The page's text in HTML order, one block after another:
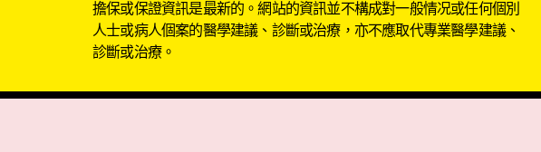
擔保或保證資訊是最新的。網站的資訊並不構成對一般情况或任何個別
人士或病人個案的醫學建議、診斷或治療，亦不應取代專業醫學建議、
診斷或治療。